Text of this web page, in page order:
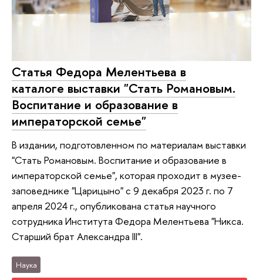
Статья Федора Мелентьева в
каталоге выставки "Стать Романовым.
Воспитание и образование в
императорской семье"
В издании, подготовленном по материалам выставки
"Стать Романовым. Воспитание и образование в
императорской семье", которая проходит в музее-
заповеднике "Царицыно" с 9 декабря 2023 г. по 7
апреля 2024 г., опубликована статья научного
сотрудника Института Федора Мелентьева "Никса.
Старший брат Александра III".
Наука